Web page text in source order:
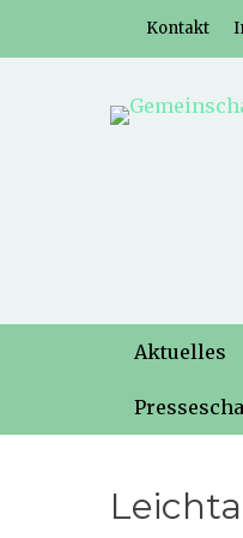
Weiter
Kontakt
Weiter
Inhalt
Aktuelles